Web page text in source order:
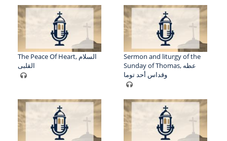
The Peace Of Heart, السلام
القلبى
Sermon and liturgy of the
Sunday of Thomas, عظه
وقداس أحد توما